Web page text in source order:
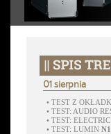
01 sierpnia
• TEST Z
• TEST: AUDIO
• TEST:
• TEST: LUMIN N1